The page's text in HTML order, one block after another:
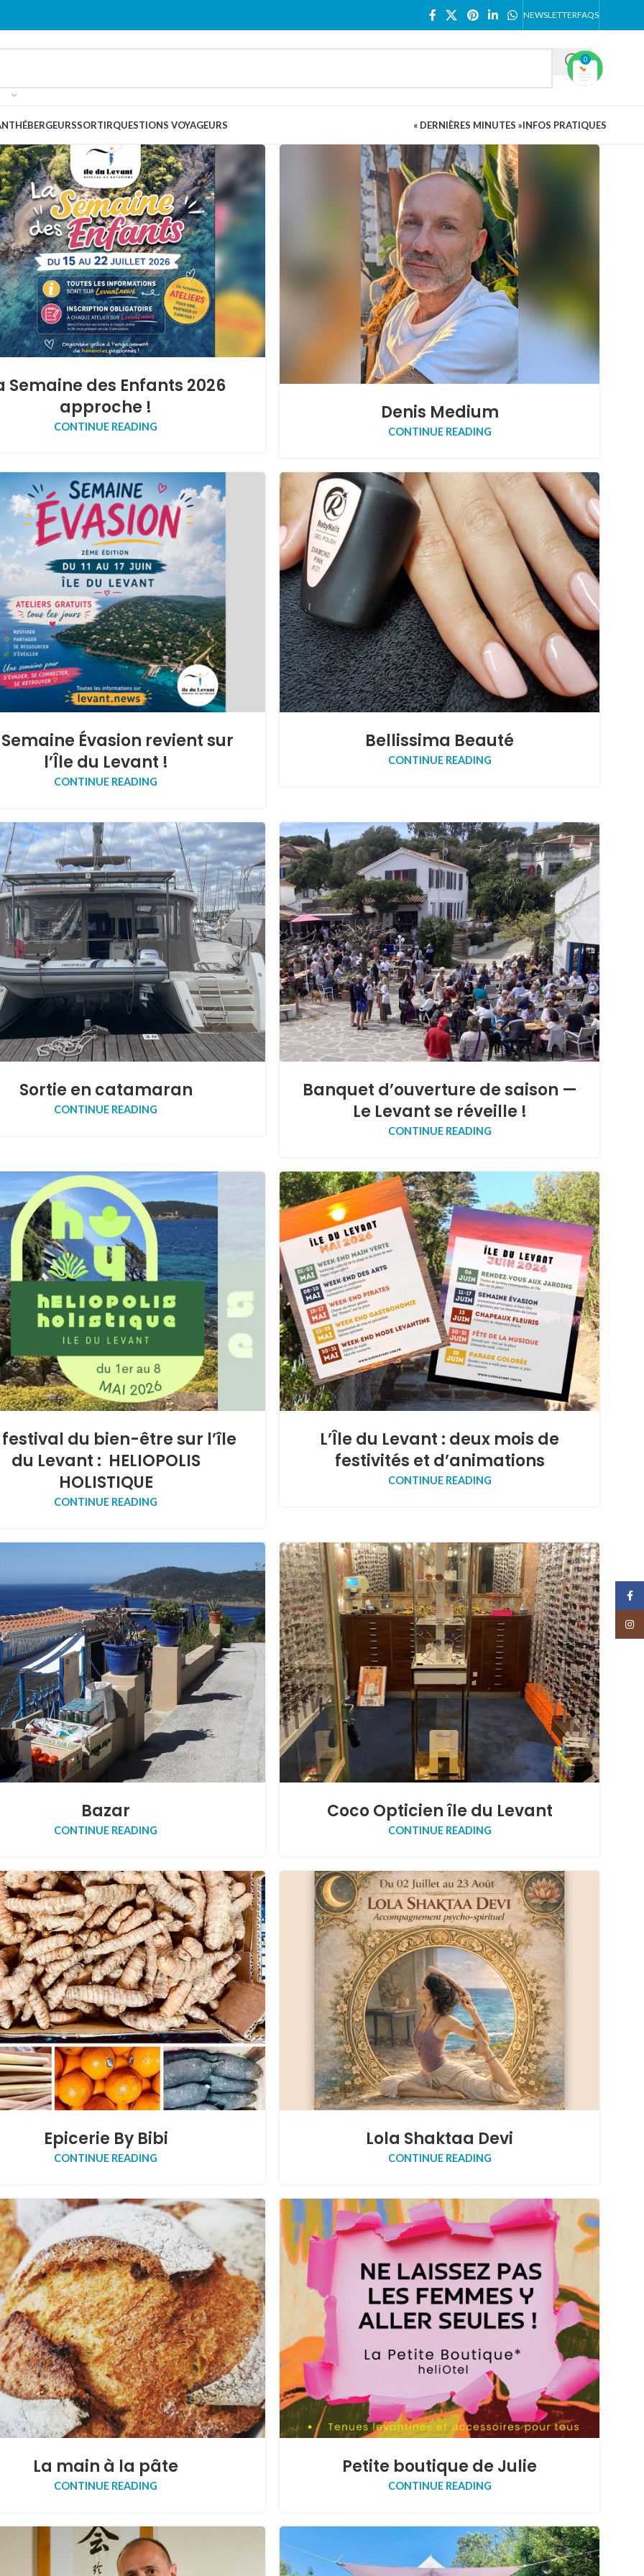
NEWSLETTERFAQS
0
HÉBERGEURSSORTIRQUESTIONS VOYAGEURS « DERNIÈRES MINUTES »INFOS PRATIQUES
Semaine des Enfants 2026
approche !
CONTINUE READING
Denis Medium
CONTINUE READING
Évasion revient sur
l’Île du Levant !
CONTINUE READING
Bellissima Beauté
CONTINUE READING
Sortie en catamaran
CONTINUE READING
Banquet d’ouverture de saison —
Le Levant se réveille !
CONTINUE READING
festival du bien-être sur l’île
du Levant : HELIOPOLIS
HOLISTIQUE
CONTINUE READING
L’Île du Levant : deux mois de
festivités et d’animations
CONTINUE READING
Bazar
CONTINUE READING
Coco Opticien île du Levant
CONTINUE READING
Epicerie By Bibi
CONTINUE READING
Lola Shaktaa Devi
CONTINUE READING
La main à la pâte
CONTINUE READING
Petite boutique de Julie
CONTINUE READING